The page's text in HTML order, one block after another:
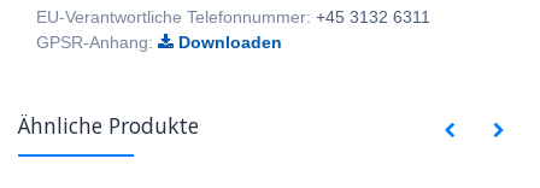
EU-Verantwortliche Telefonnummer: +45 3132 6311
GPSR-Anhang:
Downloaden
Ähnliche Produkte